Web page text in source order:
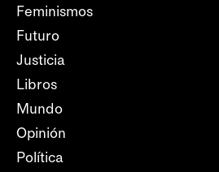
Feminismos
Futuro
Justicia
Libros
Mundo
Opinión
Política